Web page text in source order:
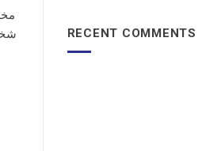
RECENT COMMENTS